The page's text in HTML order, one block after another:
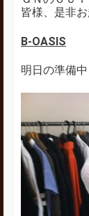
皆様、是非お
B-OASIS
明日の準備中